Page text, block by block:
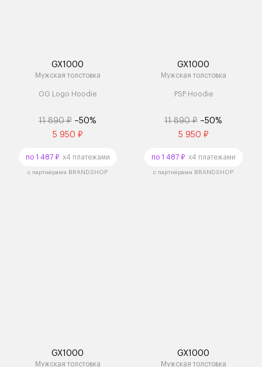
GX1000
Мужская толстовка
OG Logo Hoodie
11 890 ₽ –50%
5 950 ₽
по 1 487 ₽x4 платежами
с партнёрами BRANDSHOP
GX1000
Мужская толстовка
PSP Hoodie
11 890 ₽ –50%
5 950 ₽
по 1 487 ₽x4 платежами
с партнёрами BRANDSHOP
GX1000
Мужская толстовка
GX1000
Мужская толстовка